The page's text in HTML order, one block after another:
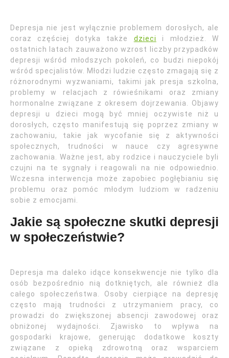
Depresja nie jest wyłącznie problemem dorosłych, ale
coraz częściej dotyka także dzieci
i młodzież. W
ostatnich latach zauważono wzrost liczby przypadków
depresji wśród młodszych pokoleń, co budzi niepokój
wśród specjalistów. Młodzi ludzie często zmagają się z
różnorodnymi wyzwaniami, takimi jak presja szkolna,
problemy w relacjach z rówieśnikami oraz zmiany
hormonalne związane z okresem dojrzewania. Objawy
depresji u dzieci mogą być mniej oczywiste niż u
dorosłych, często manifestują się poprzez zmiany w
zachowaniu, takie jak wycofanie się z aktywności
społecznych, trudności w nauce czy agresywne
zachowania. Ważne jest, aby rodzice i nauczyciele byli
czujni na te sygnały i reagowali na nie odpowiednio.
Wczesna interwencja może zapobiec pogłębianiu się
problemu oraz pomóc młodym ludziom w radzeniu
sobie z emocjami.
Jakie są społeczne skutki depresji
w społeczeństwie?
Depresja ma daleko idące konsekwencje nie tylko dla
osób bezpośrednio nią dotkniętych, ale również dla
całego społeczeństwa. Osoby cierpiące na depresję
często mają trudności z utrzymaniem pracy, co
prowadzi do zwiększonej absencji zawodowej oraz
obniżonej wydajności. Zjawisko to wpływa na
gospodarki krajowe, generując dodatkowe koszty
związane z opieką zdrowotną oraz wsparciem